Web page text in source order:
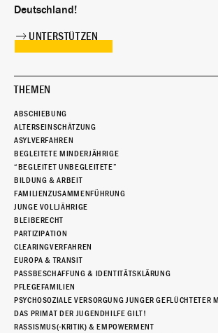
Deutschland!
UNTERSTÜTZEN
THEMEN
ABSCHIEBUNG
ALTERSEINSCHÄTZUNG
ASYLVERFAHREN
BEGLEITETE MINDERJÄHRIGE
“BEGLEITET UNBEGLEITETE”
BILDUNG & ARBEIT
FAMILIENZUSAMMENFÜHRUNG
JUNGE VOLLJÄHRIGE
BLEIBERECHT
PARTIZIPATION
CLEARINGVERFAHREN
EUROPA & TRANSIT
PASSBESCHAFFUNG & IDENTITÄTSKLÄRUNG
PFLEGEFAMILIEN
PSYCHOSOZIALE VERSORGUNG JUNGER GEFLÜCHTETER
DAS PRIMAT DER JUGENDHILFE GILT!
RASSISMUS(-KRITIK) & EMPOWERMENT